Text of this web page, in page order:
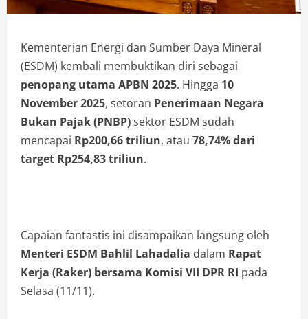
Kementerian Energi dan Sumber Daya Mineral
(ESDM) kembali membuktikan diri sebagai
penopang utama APBN 2025. Hingga 10
November 2025, setoran Penerimaan Negara
Bukan Pajak (PNBP)sektor ESDM sudah
mencapai Rp200,66 triliun, atau 78,74% dari
target Rp254,83 triliun.
Capaian fantastis ini disampaikan langsung oleh
Menteri ESDM Bahlil Lahadalia dalam Rapat
Kerja (Raker) bersama Komisi VII DPR RI pada
Selasa (11/11).